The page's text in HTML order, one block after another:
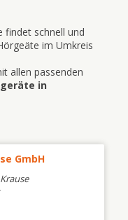
findet schnell und
im Umkreis
allen passenden
in
GmbH